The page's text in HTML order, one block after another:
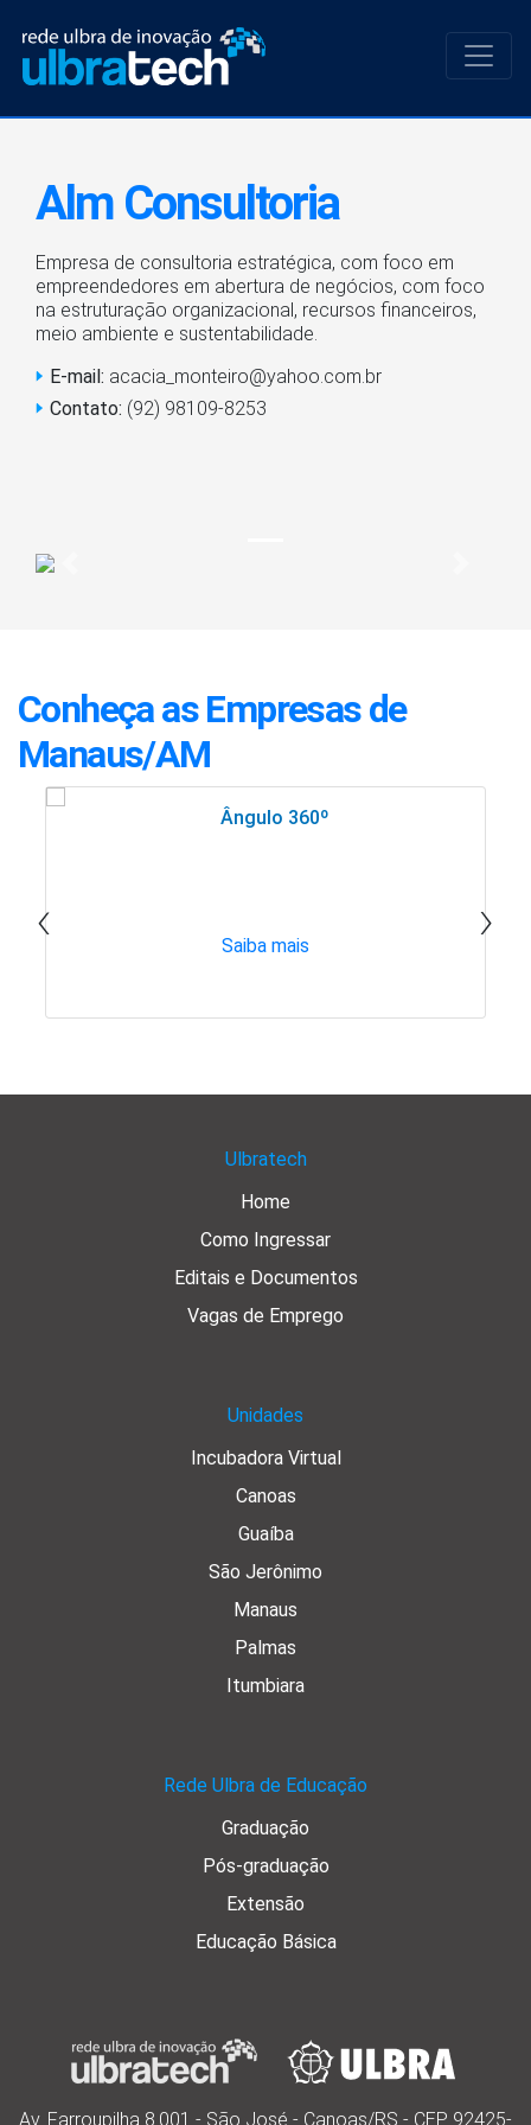
Alm Consultoria
Empresa de consultoria estratégica, com foco em
empreendedores em abertura de negócios, com foco
na estruturação organizacional, recursos financeiros,
meio ambiente e sustentabilidade.
E-mail: acacia_monteiro@yahoo.com.br
Contato: (92) 98109-8253
Conheça as Empresas de
Manaus/AM
Ângulo 360º
Saiba mais
‹ ›
Ulbratech
Home
Como Ingressar
Editais e Documentos
Vagas de Emprego
Unidades
Incubadora Virtual
Canoas
Guaíba
São Jerônimo
Manaus
Palmas
Itumbiara
Rede Ulbra de Educação
Graduação
Pós-graduação
Extensão
Educação Básica
Av. Farroupilha 8.001 - São José - Canoas/RS - CEP 92425-